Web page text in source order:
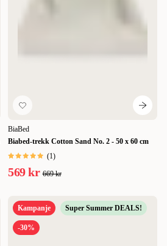
BiaBed
Biabed-trekk Cotton Sand No. 2 - 50 x 60 cm
(1)
569 kr 669 kr
Kampanje Super Summer DEALS!
-30%